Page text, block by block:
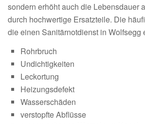
sondern erhöht auch die Lebensdauer
durch hochwertige Ersatzteile. Die
die einen Sanitärnotdienst in Wolfsegg
Rohrbruch
Undichtigkeiten
Leckortung
Heizungsdefekt
Wasserschäden
verstopfte Abflüsse